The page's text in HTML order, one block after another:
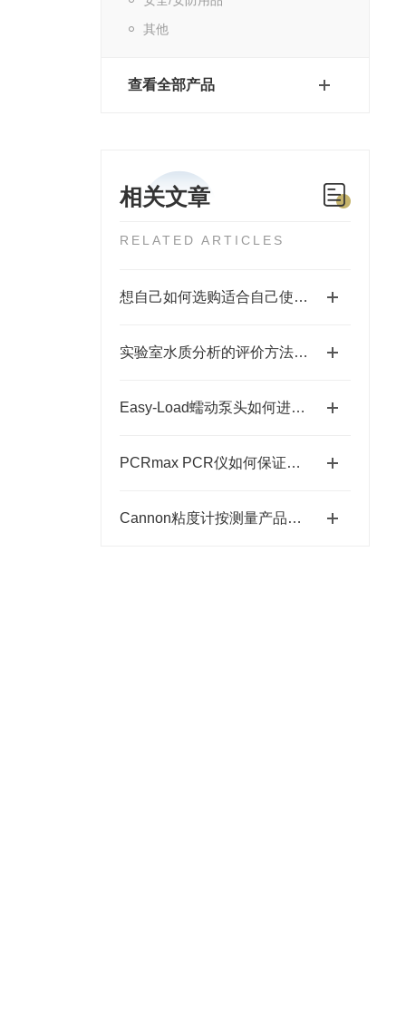
其他
查看全部产品
相关文章
RELATED ARTICLES
想自己如何选购适合自己使用的Stuart加热板吗？
实验室水质分析的评价方法介绍
Easy-Load蠕动泵头如何进行性能检测和校准？
PCRmax PCR仪如何保证反应体系的均一性和准确性？
Cannon粘度计按测量产品可分为以下四种分类